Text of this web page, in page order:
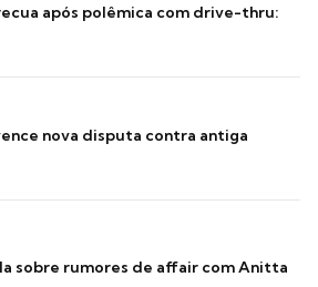
após polêmica com drive-thru:
nova disputa contra antiga
sobre rumores de affair com Anitta